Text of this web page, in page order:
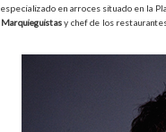
especializado en arroces situado en la
Marquieguistasy chef de los